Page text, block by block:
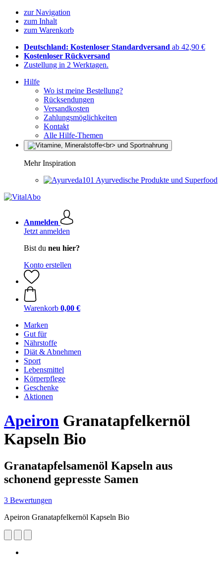
zur Navigation
zum Inhalt
zum Warenkorb
Deutschland: Kostenloser Standardversand ab 42,90 €
Kostenloser Rückversand
Zustellung in 2 Werktagen.
Hilfe
Wo ist meine Bestellung?
Rücksendungen
Versandkosten
Zahlungsmöglichkeiten
Kontakt
Alle Hilfe-Themen
Mehr Inspiration
Ayurvedische Produkte und Superfood
Anmelden
Jetzt anmelden
Bist du neu hier?
Konto erstellen
Warenkorb 0,00 €
Marken
Gut für
Nährstoffe
Diät & Abnehmen
Sport
Lebensmittel
Körperpflege
Geschenke
Aktionen
Apeiron Granatapfelkernöl
Kapseln Bio
Granatapfelsamenöl Kapseln aus
schonend gepresste Samen
3 Bewertungen
Apeiron Granatapfelkernöl Kapseln Bio